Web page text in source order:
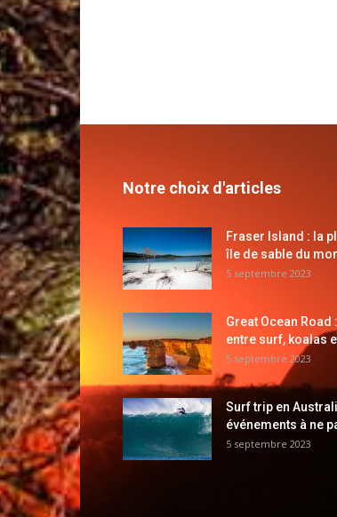
Notre choix d'articles
Fraser Island : la
île de sable du
5 septembre 2023
Great Ocean Road
entre surf, koalas
5 septembre 2023
Surf trip en
événements à ne
5 septembre 2023